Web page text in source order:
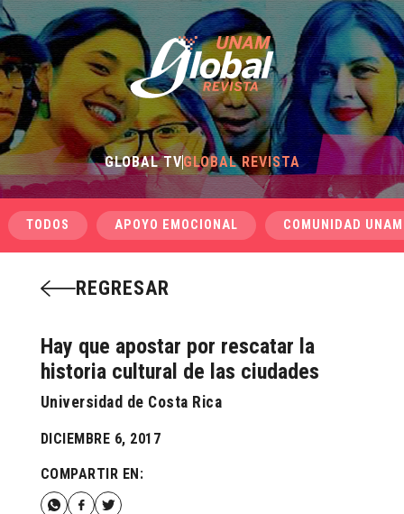
GLOBAL TVGLOBAL REVISTA
TODOS APOYO EMOCIONAL COMUNIDAD UNAM
REGRESAR
Hay que apostar por rescatar la
historia cultural de las ciudades
Universidad de Costa Rica
DICIEMBRE 6, 2017
COMPARTIR EN: